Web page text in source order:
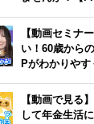
【動画セミナ
い！60歳から
Pがわかりやす
【動画で見る
して年金生活